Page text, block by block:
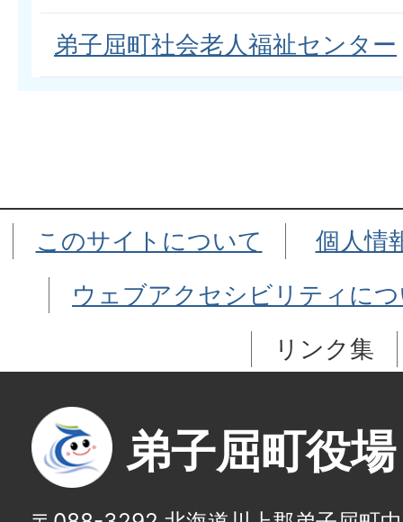
弟子屈町社会老人福祉センター
このサイトについて
個人情
ウェブアクセシビリティに
リンク集
弟子屈町役場